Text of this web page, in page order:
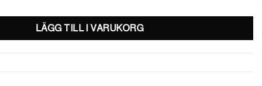
LÄGG TILL I VARUKORG